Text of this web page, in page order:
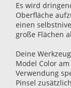
Es wird
Oberfläche
einen
große Flächen
Deine
Model Color
Verwendung
Pinsel